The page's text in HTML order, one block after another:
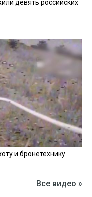
девять российских